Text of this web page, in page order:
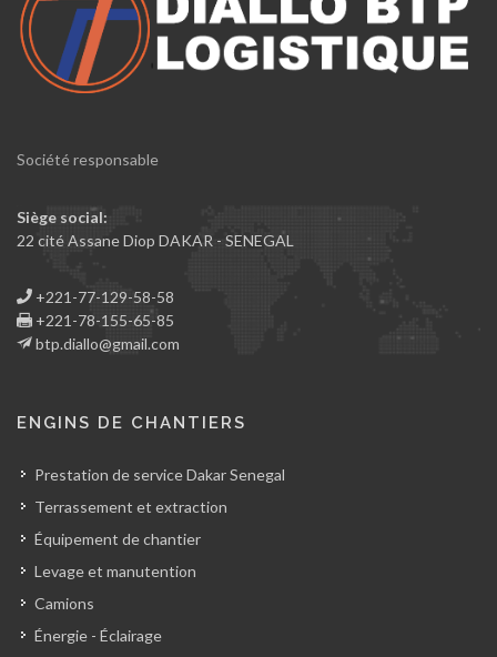
Société responsable
Siège social:
22 cité Assane Diop DAKAR - SENEGAL
+221-77-129-58-58
+221-78-155-65-85
btp.diallo@gmail.com
ENGINS DE CHANTIERS
Prestation de service Dakar Senegal
Terrassement et extraction
Équipement de chantier
Levage et manutention
Camions
Énergie - Éclairage